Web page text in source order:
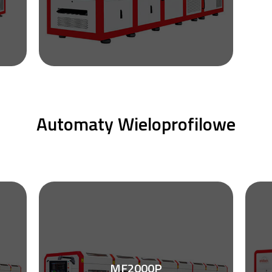
Automaty Wieloprofilowe
MF2000P